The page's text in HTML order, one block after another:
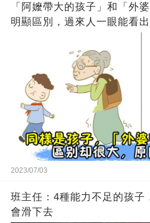
「阿嬤帶大的孩子」和「外
明顯區別，過來人一眼能看出
2023/07/03
班主任：4種能力不足的孩子
會滑下去